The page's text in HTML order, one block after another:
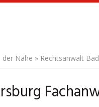
der Nähe » Rechtsanwalt